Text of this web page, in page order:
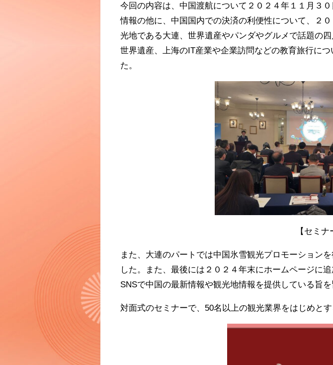
今回の内容は、中国渡航について２０２４年１１月３
情報の他に、中国国内での決済の利便性について、２
光地である大連、世界遺産やパンダやグルメで話題の
世界遺産、上海のIT産業や企業訪問などの教育旅行に
た。
【セミナ
また、大連のパートでは中国氷雪観光プロモーション
した。また、最後には２０２４年末にホームページに
SNSで中国の最新情報や観光地情報を提供している旨を
対面式のセミナーで、50名以上の観光業界をはじめと